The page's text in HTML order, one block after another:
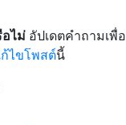
ไม่ อัปเดตคำถามเพื่อ
ไขโพสต์นี้